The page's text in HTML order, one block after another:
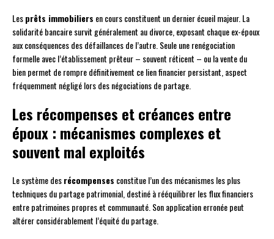
Lesprêts immobiliers en cours constituent un dernier écueil majeur. La
solidarité bancaire survit généralement au divorce, exposant chaque ex-époux
aux conséquences des défaillances de l’autre. Seule une renégociation
formelle avec l’établissement prêteur – souvent réticent – ou la vente du
bien permet de rompre définitivement ce lien financier persistant, aspect
fréquemment négligé lors des négociations de partage.
Les récompenses et créances entre
époux : mécanismes complexes et
souvent mal exploités
Le système desrécompenses constitue l’un des mécanismes les plus
techniques du partage patrimonial, destiné à rééquilibrer les flux financiers
entre patrimoines propres et communauté. Son application erronée peut
altérer considérablement l’équité du partage.